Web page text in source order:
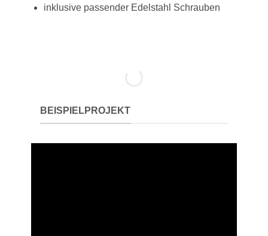
inklusive passender Edelstahl Schrauben
BEISPIELPROJEKT